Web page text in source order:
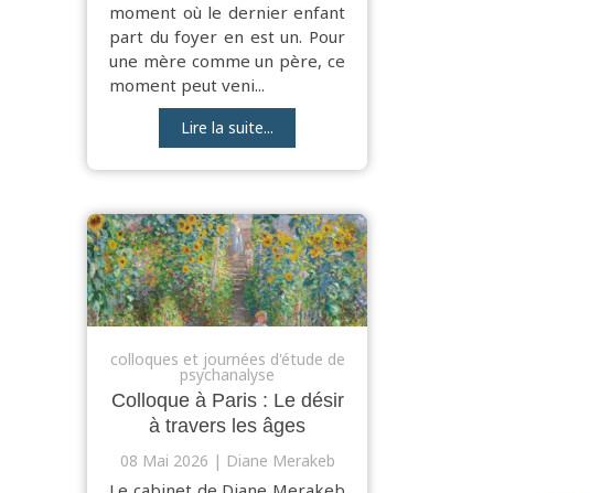
moment où le dernier enfant
part du foyer en est un. Pour
une mère comme un père, ce
moment peut veni...
Lire la suite...
colloques et journées d'étude de
psychanalyse
Colloque à Paris : Le désir
à travers les âges
08 Mai 2026 Diane Merakeb